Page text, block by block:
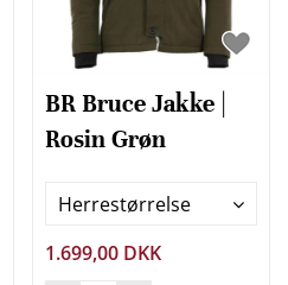
BR Bruce Jakke |
Rosin Grøn
Herrestørrelse
1.699,00 DKK